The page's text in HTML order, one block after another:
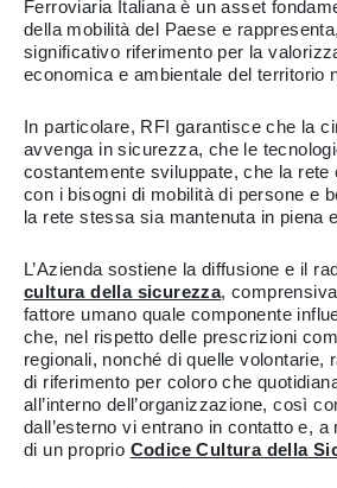
Ferroviaria Italiana è un asset
della mobilità del Paese e
significativo riferimento per la
economica e ambientale del territorio
In particolare, RFI garantisce che la
avvenga in sicurezza, che le
costantemente sviluppate, che la rete
con i bisogni di mobilità di persone e
la rete stessa sia mantenuta in piena
L’Azienda sostiene la diffusione e il
cultura della sicurezza,
fattore umano quale componente
che, nel rispetto delle prescrizioni
regionali, nonché di quelle volontarie,
di riferimento per coloro che
all’interno dell’organizzazione, così
dall’esterno vi entrano in contatto e,
di un proprio Codice Cultura della